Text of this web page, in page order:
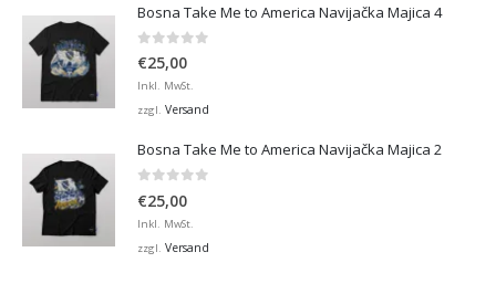
Bosna Take Me to America Navijačka Majica 4
0 von 5
€25,00
Inkl. MwSt.
zzgl. Versand
Bosna Take Me to America Navijačka Majica 2
€25,00
Inkl. MwSt.
zzgl. Versand